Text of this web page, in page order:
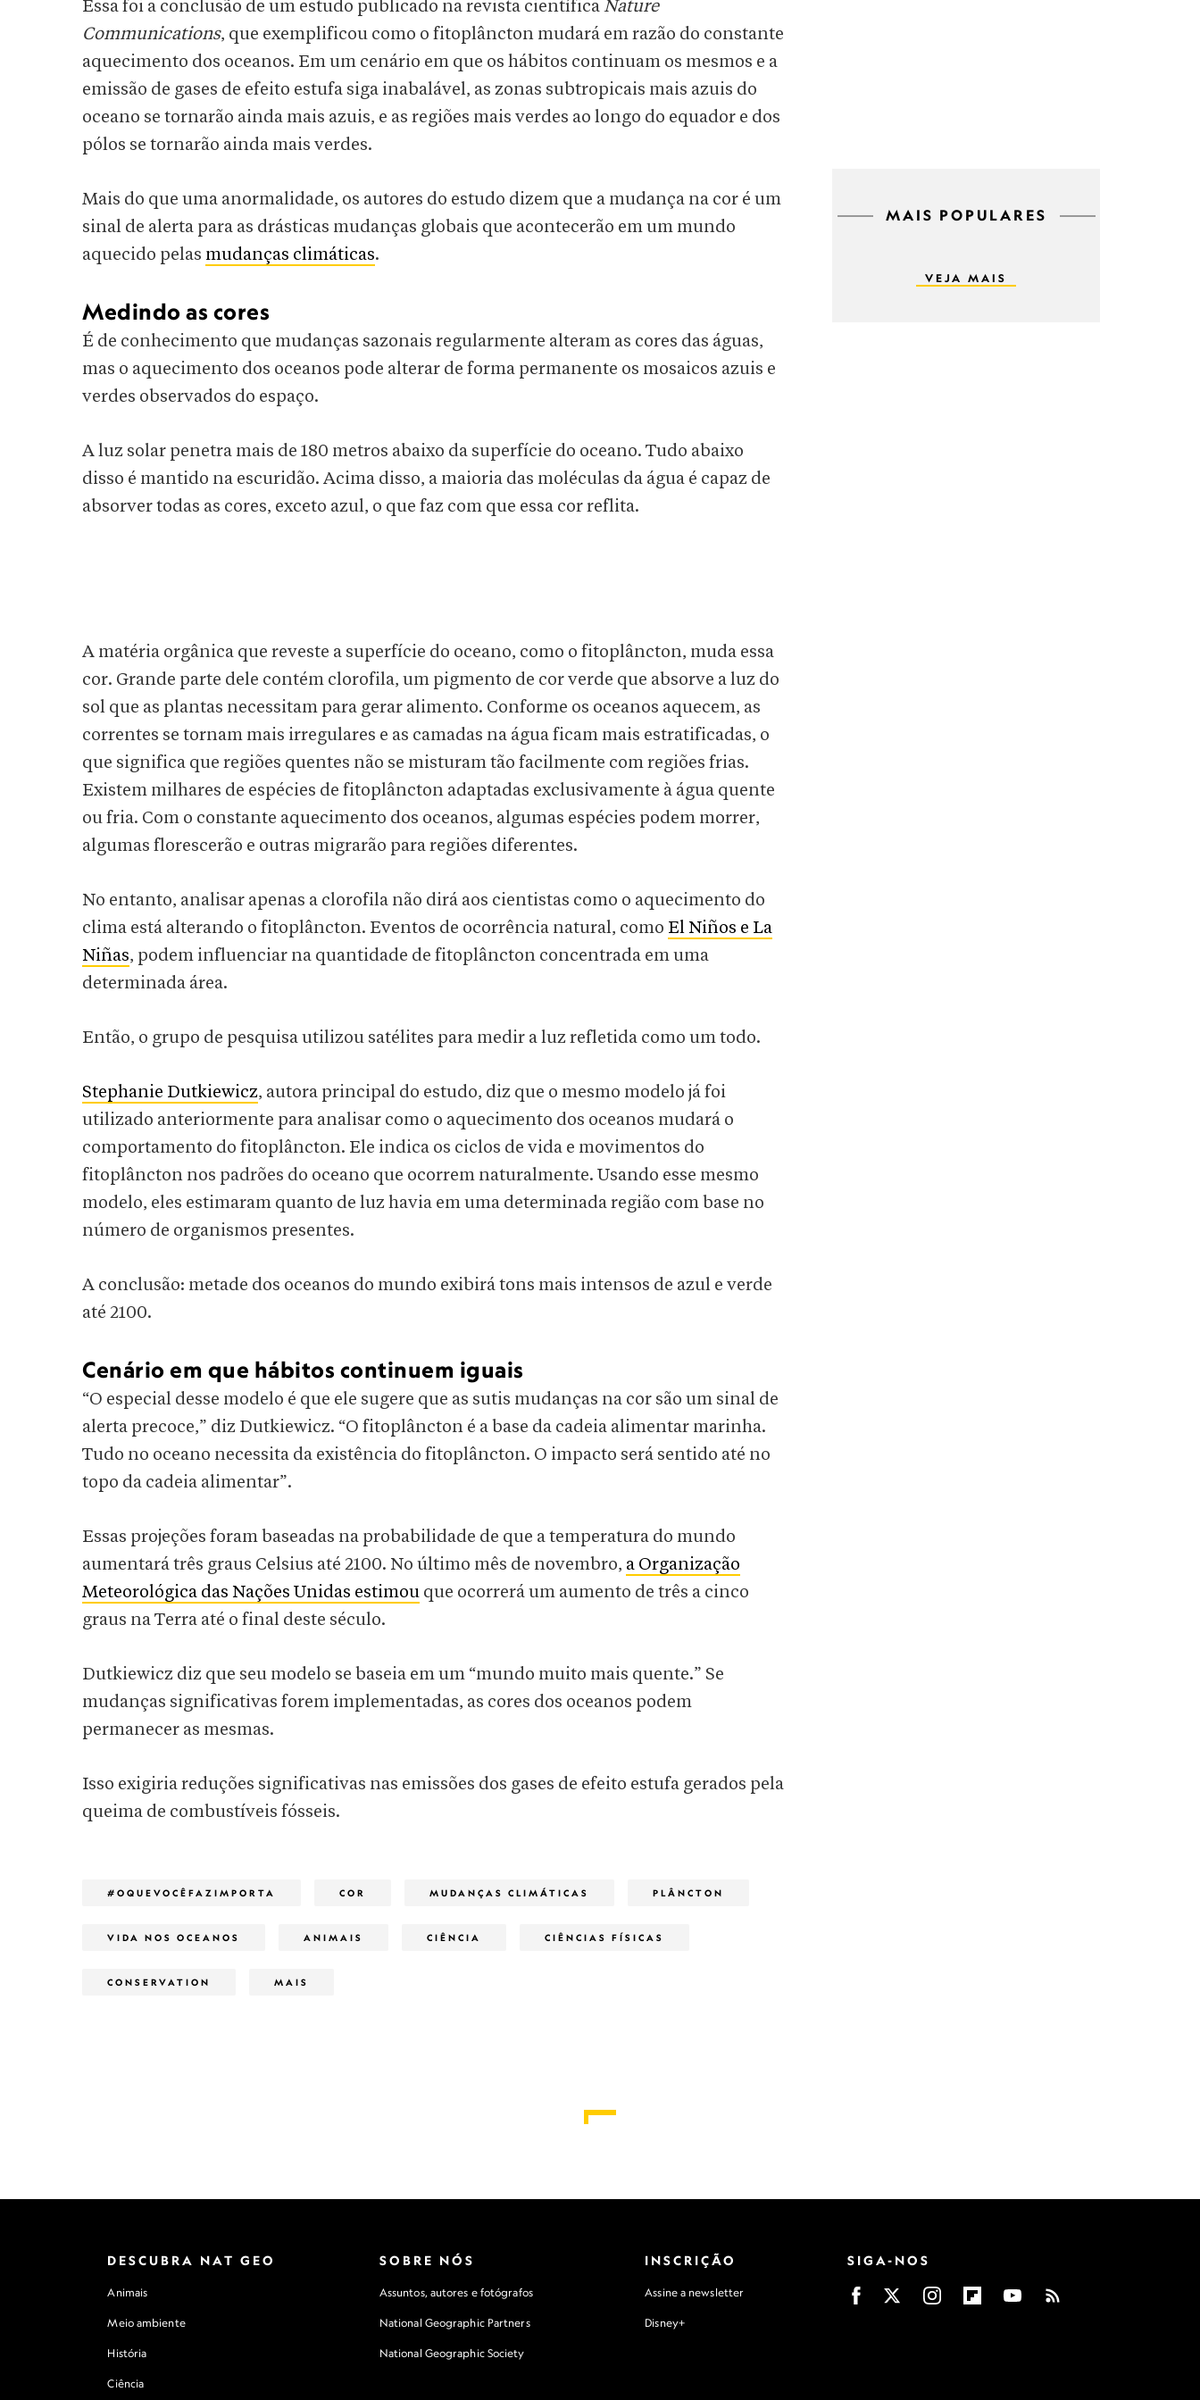
Essa foi a conclusão de um estudo publicado na revista científicaNature
Communications, que exemplificou como o fitoplâncton mudará em razão do constante
aquecimento dos oceanos. Em um cenário em que os hábitos continuam os mesmos e a
emissão de gases de efeito estufa siga inabalável, as zonas subtropicais mais azuis do
oceano se tornarão ainda mais azuis, e as regiões mais verdes ao longo do equador e dos
pólos se tornarão ainda mais verdes.
Mais do que uma anormalidade, os autores do estudo dizem que a mudança na cor é um
sinal de alerta para as drásticas mudanças globais que acontecerão em um mundo
aquecido pelas mudanças climáticas.
Medindo as cores
É de conhecimento que mudanças sazonais regularmente alteram as cores das águas,
mas o aquecimento dos oceanos pode alterar de forma permanente os mosaicos azuis e
verdes observados do espaço.
A luz solar penetra mais de 180 metros abaixo da superfície do oceano. Tudo abaixo
disso é mantido na escuridão. Acima disso, a maioria das moléculas da água é capaz de
absorver todas as cores, exceto azul, o que faz com que essa cor reflita.
A matéria orgânica que reveste a superfície do oceano, como o fitoplâncton, muda essa
cor. Grande parte dele contém clorofila, um pigmento de cor verde que absorve a luz do
sol que as plantas necessitam para gerar alimento. Conforme os oceanos aquecem, as
correntes se tornam mais irregulares e as camadas na água ficam mais estratificadas, o
que significa que regiões quentes não se misturam tão facilmente com regiões frias.
Existem milhares de espécies de fitoplâncton adaptadas exclusivamente à água quente
ou fria. Com o constante aquecimento dos oceanos, algumas espécies podem morrer,
algumas florescerão e outras migrarão para regiões diferentes.
No entanto, analisar apenas a clorofila não dirá aos cientistas como o aquecimento do
clima está alterando o fitoplâncton. Eventos de ocorrência natural, como El Niños e La
Niñas, podem influenciar na quantidade de fitoplâncton concentrada em uma
determinada área.
Então, o grupo de pesquisa utilizou satélites para medir a luz refletida como um todo.
Stephanie Dutkiewicz, autora principal do estudo, diz que o mesmo modelo já foi
utilizado anteriormente para analisar como o aquecimento dos oceanos mudará o
comportamento do fitoplâncton. Ele indica os ciclos de vida e movimentos do
fitoplâncton nos padrões do oceano que ocorrem naturalmente. Usando esse mesmo
modelo, eles estimaram quanto de luz havia em uma determinada região com base no
número de organismos presentes.
A conclusão: metade dos oceanos do mundo exibirá tons mais intensos de azul e verde
até 2100.
Cenário em que hábitos continuem iguais
“O especial desse modelo é que ele sugere que as sutis mudanças na cor são um sinal de
alerta precoce,” diz Dutkiewicz. “O fitoplâncton é a base da cadeia alimentar marinha.
Tudo no oceano necessita da existência do fitoplâncton. O impacto será sentido até no
topo da cadeia alimentar”.
Essas projeções foram baseadas na probabilidade de que a temperatura do mundo
aumentará três graus Celsius até 2100. No último mês de novembro, a Organização
Meteorológica das Nações Unidas estimou que ocorrerá um aumento de três a cinco
graus na Terra até o final deste século.
Dutkiewicz diz que seu modelo se baseia em um “mundo muito mais quente.” Se
mudanças significativas forem implementadas, as cores dos oceanos podem
permanecer as mesmas.
Isso exigiria reduções significativas nas emissões dos gases de efeito estufa gerados pela
queima de combustíveis fósseis.
MAIS POPULARES
VEJA MAIS
#OQUEVOCÊFAZIMPORTA COR MUDANÇAS CLIMÁTICAS PLÂNCTON
VIDA NOS OCEANOS ANIMAIS CIÊNCIA CIÊNCIAS FÍSICAS
CONSERVATION MAIS
DESCUBRA NAT GEO
Animais
Meio ambiente
História
Ciência
SOBRE NÓS
Assuntos, autores e fotógrafos
National Geographic Partners
National Geographic Society
INSCRIÇÃO
Assine a newsletter
Disney+
SIGA-NOS